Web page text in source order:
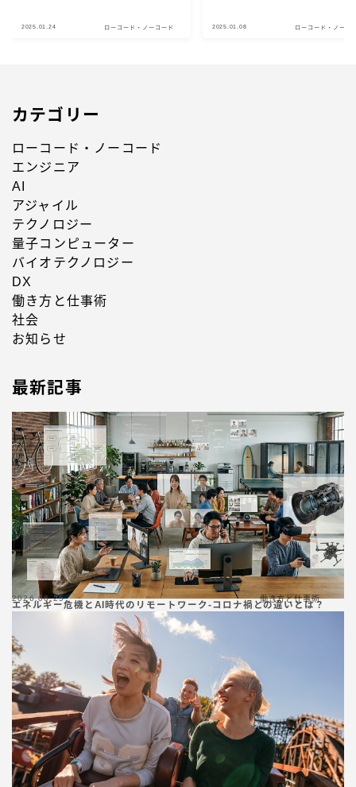
2025.01.24 ローコード・ノーコード 2025.01.08 ローコード・ノーコ
カテゴリー
ローコード・ノーコード
エンジニア
AI
アジャイル
テクノロジー
量子コンピューター
バイオテクノロジー
DX
働き方と仕事術
社会
お知らせ
最新記事
エネルギー危機とAI時代のリモートワーク-コロナ禍との違いとは？
2026.06.25 働き方と仕事術